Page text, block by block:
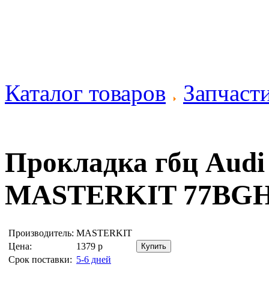
Каталог товаров
Прокладка гбц
MASTERKIT
Производитель: MASTERKIT
Цена:
1379 р
Срок поставки: 5-6 дней